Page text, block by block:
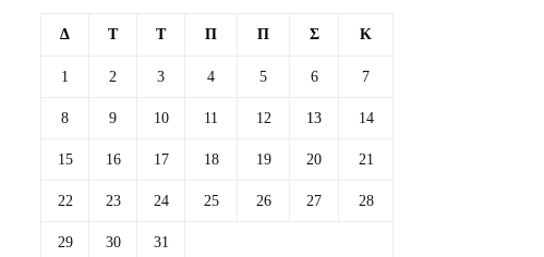
Δ Τ Τ Π Π Σ Κ
1 2 3 4 5 6 7
8 9 10 11 12 13 14
15 16 17 18 19 20 21
22 23 24 25 26 27 28
29 30 31